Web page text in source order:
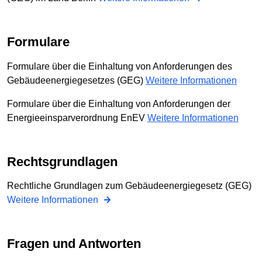
Formulare
Formulare über die Einhaltung von Anforderungen des
Gebäudeenergiegesetzes (GEG) Weitere Informationen
Formulare über die Einhaltung von Anforderungen der
Energieeinsparverordnung EnEV Weitere Informationen
Rechtsgrundlagen
Rechtliche Grundlagen zum Gebäudeenergiegesetz (GEG)
Weitere Informationen
Fragen und Antworten